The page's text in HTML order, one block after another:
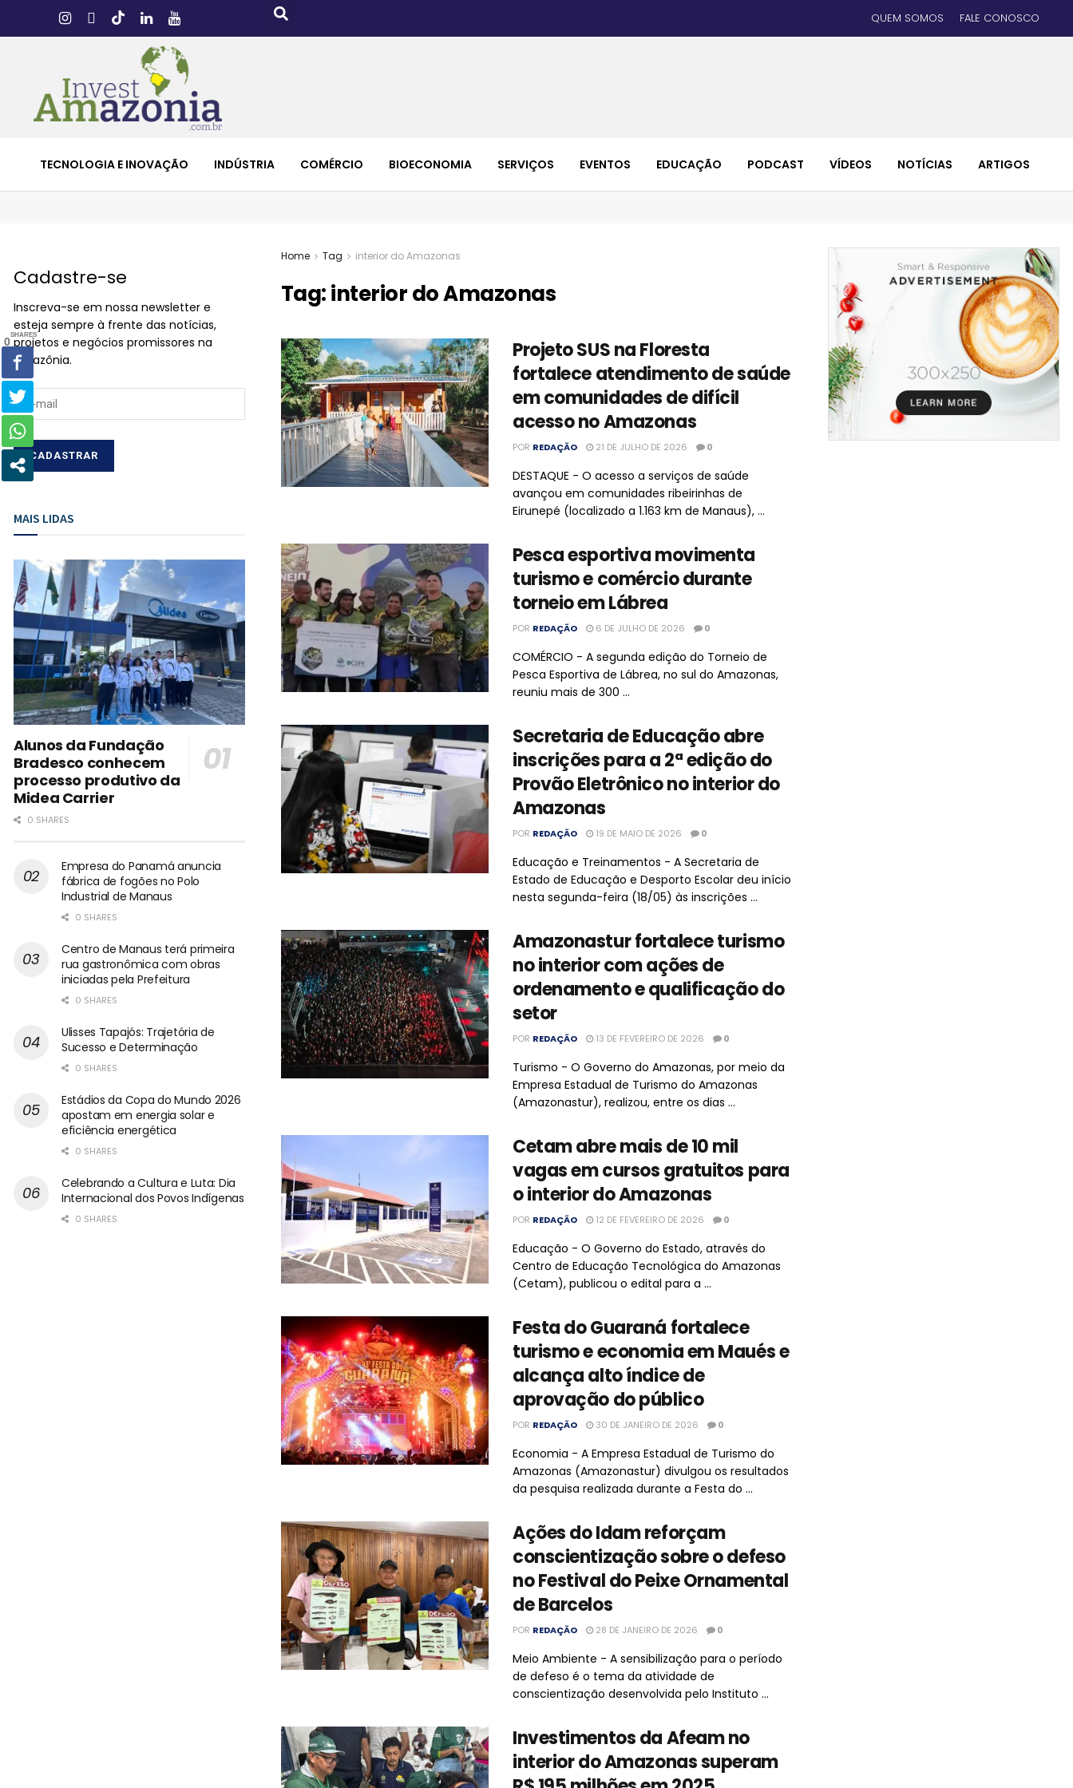
QUEM SOMOS FALE CONOSCO
TECNOLOGIA E INOVAÇÃO INDÚSTRIA COMÉRCIO BIOECONOMIA SERVIÇOS EVENTOS EDUCAÇÃO PODCAST VÍDEOS NOTÍCIAS ARTIGOS
Home Tag interior do Amazonas
Tag:interior do Amazonas
Projeto SUS na Floresta
fortalece atendimento de saúde
em comunidades de difícil
acesso no Amazonas
POR REDAÇÃO 21 DE JULHO DE 2026 0
DESTAQUE - O acesso a serviços de saúde
avançou em comunidades ribeirinhas de
Eirunepé (localizado a 1.163 km de Manaus), ...
Pesca esportiva movimenta
turismo e comércio durante
torneio em Lábrea
POR REDAÇÃO 6 DE JULHO DE 2026 0
COMÉRCIO - A segunda edição do Torneio de
Pesca Esportiva de Lábrea, no sul do Amazonas,
reuniu mais de 300 ...
Secretaria de Educação abre
inscrições para a 2ª edição do
Provão Eletrônico no interior do
Amazonas
POR REDAÇÃO 19 DE MAIO DE 2026 0
Educação e Treinamentos - A Secretaria de
Estado de Educação e Desporto Escolar deu início
nesta segunda-feira (18/05) às inscrições ...
Amazonastur fortalece turismo
no interior com ações de
ordenamento e qualificação do
setor
POR REDAÇÃO 13 DE FEVEREIRO DE 2026 0
Turismo - O Governo do Amazonas, por meio da
Empresa Estadual de Turismo do Amazonas
(Amazonastur), realizou, entre os dias ...
Cetam abre mais de 10 mil
vagas em cursos gratuitos para
o interior do Amazonas
POR REDAÇÃO 12 DE FEVEREIRO DE 2026 0
Educação - O Governo do Estado, através do
Centro de Educação Tecnológica do Amazonas
(Cetam), publicou o edital para a ...
Festa do Guaraná fortalece
turismo e economia em Maués e
alcança alto índice de
aprovação do público
POR REDAÇÃO 30 DE JANEIRO DE 2026 0
Economia - A Empresa Estadual de Turismo do
Amazonas (Amazonastur) divulgou os resultados
da pesquisa realizada durante a Festa do ...
Ações do Idam reforçam
conscientização sobre o defeso
no Festival do Peixe Ornamental
de Barcelos
POR REDAÇÃO 28 DE JANEIRO DE 2026 0
Meio Ambiente - A sensibilização para o período
de defeso é o tema da atividade de
conscientização desenvolvida pelo Instituto ...
Investimentos da Afeam no
interior do Amazonas superam
Cadastre-se
Inscreva-se em nossa newsletter e
esteja sempre à frente das notícias,
projetos e negócios promissores na
Amazônia.
MAIS LIDAS
Alunos da Fundação
Bradesco conhecem
processo produtivo da
Midea Carrier
0 SHARES
Empresa do Panamá anuncia
fábrica de fogões no Polo
Industrial de Manaus
0 SHARES
Centro de Manaus terá primeira
rua gastronômica com obras
iniciadas pela Prefeitura
0 SHARES
Ulisses Tapajós: Trajetória de
Sucesso e Determinação
0 SHARES
Estádios da Copa do Mundo 2026
apostam em energia solar e
eficiência energética
0 SHARES
Celebrando a Cultura e Luta: Dia
Internacional dos Povos Indígenas
0 SHARES
0
SHARES